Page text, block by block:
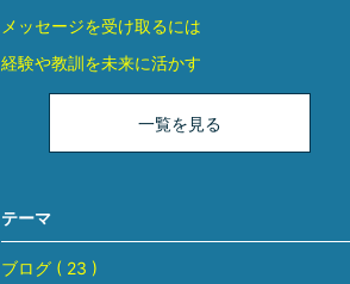
メッセージを受け取るには
経験や教訓を未来に活かす
一覧を見る
テーマ
ブログ ( 23 )